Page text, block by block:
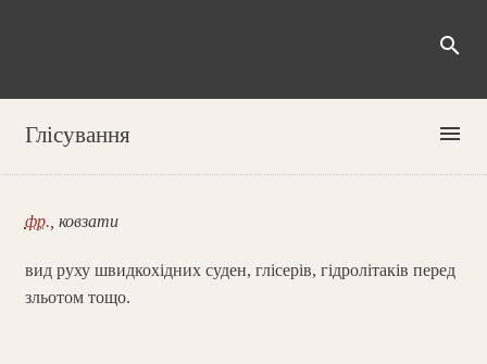
search
Глісування menu
фр. , ковзати
вид руху швидкохідних суден, глісерів, гідролітаків перед
зльотом тощо.